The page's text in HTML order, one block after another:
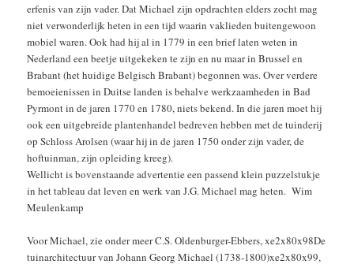
erfenis van zijn vader. Dat Michael zijn opdrachten elders zocht mag
niet verwonderlijk heten in een tijd waarin vaklieden buitengewoon
mobiel waren. Ook had hij al in 1779 in een brief laten weten in
Nederland een beetje uitgekeken te zijn en nu maar in Brussel en
Brabant (het huidige Belgisch Brabant) begonnen was. Over verdere
bemoeienissen in Duitse landen is behalve werkzaamheden in Bad
Pyrmont in de jaren 1770 en 1780, niets bekend. In die jaren moet hij
ook een uitgebreide plantenhandel bedreven hebben met de tuinderij
op Schloss Arolsen (waar hij in de jaren 1750 onder zijn vader, de
hoftuinman, zijn opleiding kreeg).
Wellicht is bovenstaande advertentie een passend klein puzzelstukje
in het tableau dat leven en werk van J.G. Michael mag heten. Wim
Meulenkamp
Voor Michael, zie onder meer C.S. Oldenburger-Ebbers, xe2x80x98De
tuinarchitectuur van Johann Georg Michael (1738-1800)xe2x80x99,